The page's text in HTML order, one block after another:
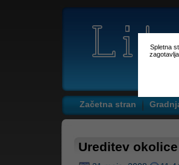
Spletna
Začetna stran
Ureditev